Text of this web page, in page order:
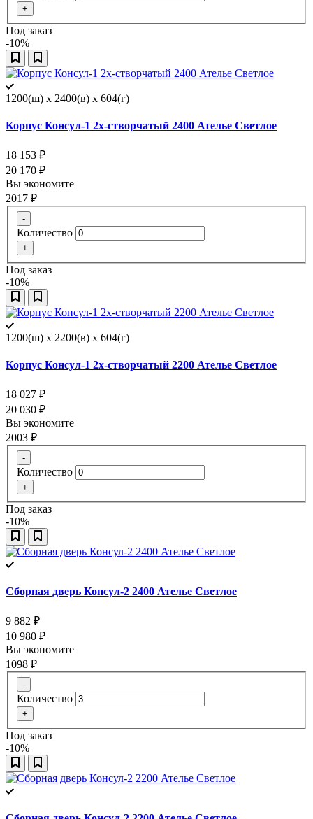
+
Под заказ
-10%
1200(ш) x 2400(в) x 604(г)
Корпус Консул-1 2х-створчатый 2400 Ателье Светлое
18 153 ₽
20 170 ₽
Вы экономите
2017 ₽
-
Количество
+
Под заказ
-10%
1200(ш) x 2200(в) x 604(г)
Корпус Консул-1 2х-створчатый 2200 Ателье Светлое
18 027 ₽
20 030 ₽
Вы экономите
2003 ₽
-
Количество
+
Под заказ
-10%
Сборная дверь Консул-2 2400 Ателье Светлое
9 882 ₽
10 980 ₽
Вы экономите
1098 ₽
-
Количество
+
Под заказ
-10%